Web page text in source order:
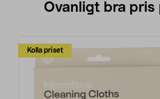
Ovanligt bra pris
Kolla priset